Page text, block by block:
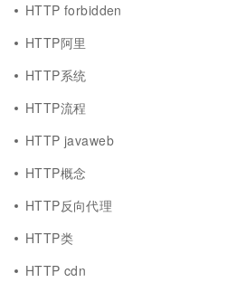
HTTP forbidden
HTTP阿里
HTTP系统
HTTP流程
HTTP javaweb
HTTP概念
HTTP反向代理
HTTP类
HTTP cdn